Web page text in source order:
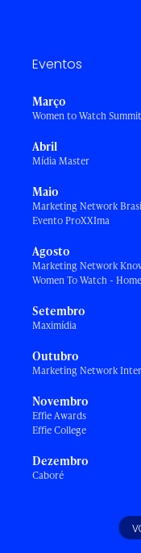
Eventos
Março
Women to Watch Summit
Abril
Mídia Master
Maio
Marketing Network
Evento ProXXIma
Agosto
Marketing Network
Women To Watch -
Setembro
Maximídia
Outubro
Marketing Network
Novembro
Effie Awards
Effie College
Dezembro
Caboré